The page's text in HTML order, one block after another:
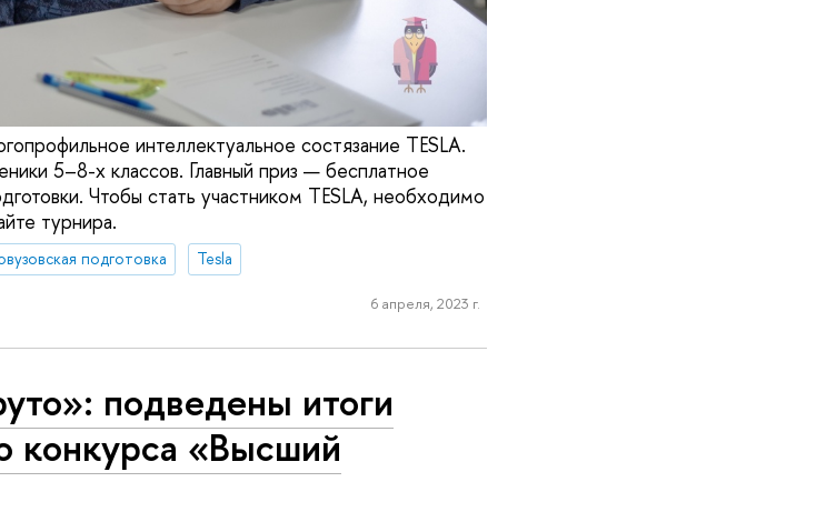
интеллектуальное состязание TESLA.
5–8-х классов. Главный приз — бесплатное
Чтобы стать участником TESLA, необходимо
турнира.
подготовка
Tesla
6 апреля, 2023 г.
подведены итоги
конкурса «Высший